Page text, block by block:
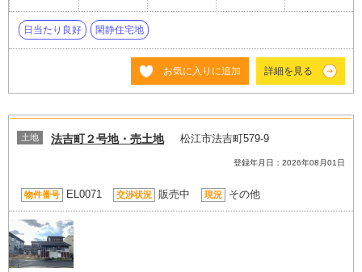
日当たり良好 閑静住宅地
お気に入りに追加 詳細を見る
土地 法吉町２号地・売土地 松江市法吉町579-9
登録年月日：2026年08月01日
物件番号 EL0071 交渉状況 販売中 現況 その他